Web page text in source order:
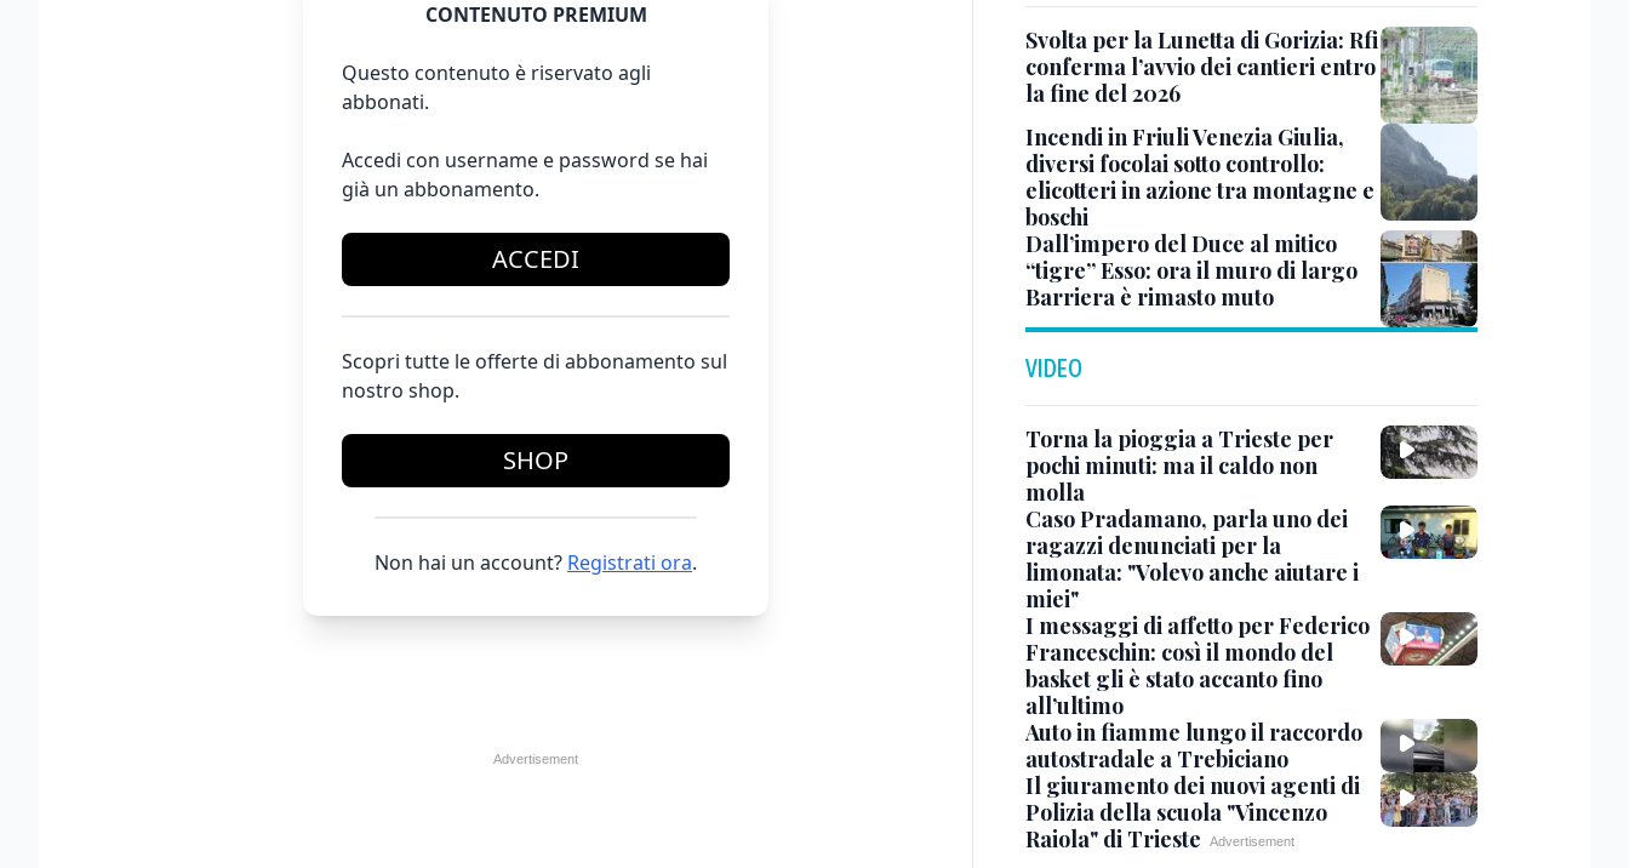
CONTENUTO PREMIUM
Questo contenuto è riservato agli
abbonati.
Accedi con username e password se hai
già un abbonamento.
ACCEDI
Scopri tutte le offerte di abbonamento sul
nostro shop.
SHOP
Non hai un account? Registrati ora.
Svolta per la Lunetta di Gorizia: Rfi
conferma l’avvio dei cantieri entro
la fine del 2026
Incendi in Friuli Venezia Giulia,
diversi focolai sotto controllo:
elicotteri in azione tra montagne e
boschi
Dall’impero del Duce al mitico
“tigre” Esso: ora il muro di largo
Barriera è rimasto muto
VIDEO
Torna la pioggia a Trieste per
pochi minuti: ma il caldo non
molla
Caso Pradamano, parla uno dei
ragazzi denunciati per la
limonata: "Volevo anche aiutare i
miei"
I messaggi di affetto per Federico
Franceschin: così il mondo del
basket gli è stato accanto fino
all’ultimo
Auto in fiamme lungo il raccordo
autostradale a Trebiciano
Il giuramento dei nuovi agenti di
Polizia della scuola "Vincenzo
Raiola" di Trieste